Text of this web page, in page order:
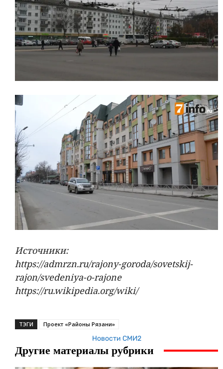
Источники:
https://admrzn.ru/rajony-goroda/sovetskij-
rajon/svedeniya-o-rajone
https://ru.wikipedia.org/wiki/
ТЭГИ Проект «Районы Рязани»
Новости СМИ2
Другие материалы рубрики